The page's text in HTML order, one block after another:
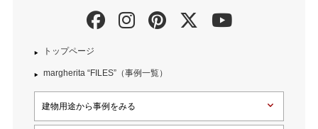
トップページ
margherita “FILES”（事例一覧）
建物用途から事例をみる